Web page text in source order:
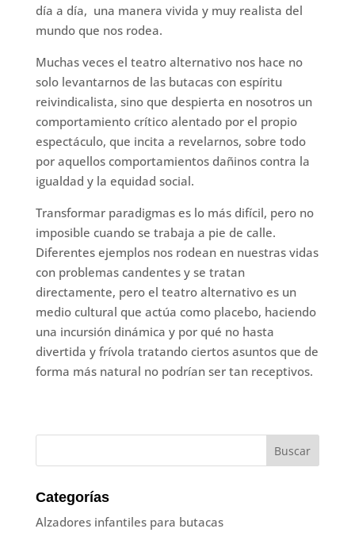
día a día, una manera vivida y muy realista del
mundo que nos rodea.
Muchas veces el teatro alternativo nos hace no
solo levantarnos de las butacas con espíritu
reivindicalista, sino que despierta en nosotros un
comportamiento crítico alentado por el propio
espectáculo, que incita a revelarnos, sobre todo
por aquellos comportamientos dañinos contra la
igualdad y la equidad social.
Transformar paradigmas es lo más difícil, pero no
imposible cuando se trabaja a pie de calle.
Diferentes ejemplos nos rodean en nuestras vidas
con problemas candentes y se tratan
directamente, pero el teatro alternativo es un
medio cultural que actúa como placebo, haciendo
una incursión dinámica y por qué no hasta
divertida y frívola tratando ciertos asuntos que de
forma más natural no podrían ser tan receptivos.
Categorías
Alzadores infantiles para butacas